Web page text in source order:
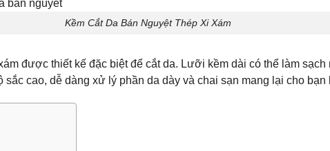
Kềm Cắt Da Bán Nguyệt Thép Xi Xám
được thiết kế đặc biệt để cắt da. Lưỡi kềm dài có thể làm
sắc cao, dễ dàng xử lý phần da dày và chai sạn mang lại cho bạn